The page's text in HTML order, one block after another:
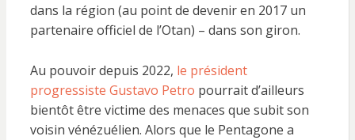
dans la région (au point de devenir en 2017 un
partenaire officiel de l’Otan) – dans son giron.
Au pouvoir depuis 2022, le président
progressiste Gustavo Petro pourrait d’ailleurs
bientôt être victime des menaces que subit son
voisin vénézuélien. Alors que le Pentagone a